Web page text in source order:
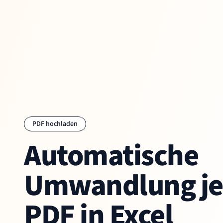
PDF hochladen
Automatische
Umwandlung